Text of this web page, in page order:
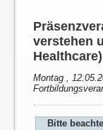
verstehen
Healthcare)
Montag ,
Bitte